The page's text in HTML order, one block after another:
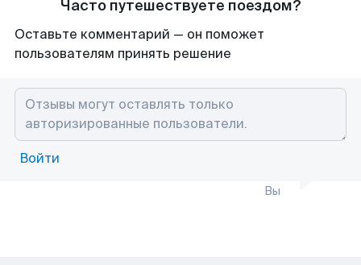
Часто путешествуете поездом?
Оставьте комментарий — он поможет
пользователям принять решение
Войти
Вы